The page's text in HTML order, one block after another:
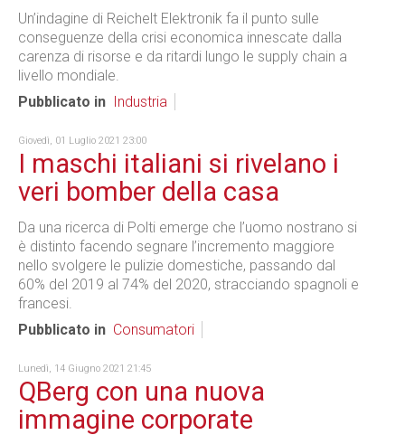
Un’indagine di Reichelt Elektronik fa il punto sulle
conseguenze della crisi economica innescate dalla
carenza di risorse e da ritardi lungo le supply chain a
livello mondiale.
Pubblicato in
Industria
Giovedì, 01 Luglio 2021 23:00
I maschi italiani si rivelano i
veri bomber della casa
Da una ricerca di Polti emerge che l’uomo nostrano si
è distinto facendo segnare l’incremento maggiore
nello svolgere le pulizie domestiche, passando dal
60% del 2019 al 74% del 2020, stracciando spagnoli e
francesi.
Pubblicato in Consumatori
Lunedì, 14 Giugno 2021 21:45
QBerg con una nuova
immagine corporate